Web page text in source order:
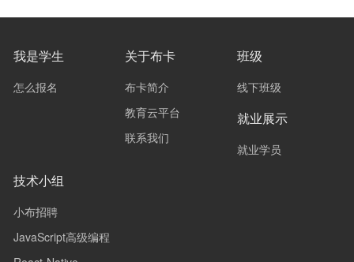
我是学生
怎么报名
关于布卡
布卡简介
教育云平台
联系我们
班级
线下班级
就业展示
就业学员
技术小组
小布招聘
JavaScript高级编程